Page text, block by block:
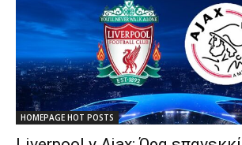
HOMEPAGE HOT POSTS